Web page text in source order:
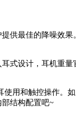
供最佳的降噪效
式设计，耳机重
用和触控操作。
部结构配置吧~